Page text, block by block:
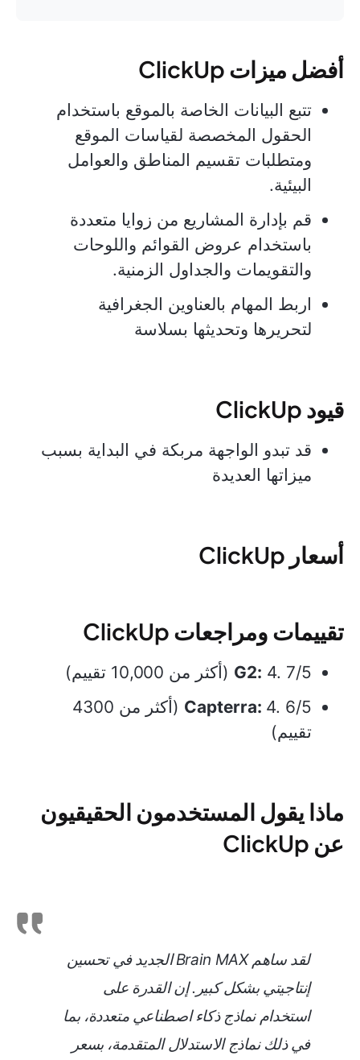
أفضل ميزات ClickUp
تتبع البيانات الخاصة بالموقع باستخدام
الحقول المخصصة لقياسات الموقع
ومتطلبات تقسيم المناطق والعوامل
البيئية.
قم بإدارة المشاريع من زوايا متعددة
باستخدام عروض القوائم واللوحات
والتقويمات والجداول الزمنية.
اربط المهام بالعناوين الجغرافية
لتحريرها وتحديثها بسلاسة
قيود ClickUp
قد تبدو الواجهة مربكة في البداية بسبب
ميزاتها العديدة
أسعار ClickUp
تقييمات ومراجعات ClickUp
G2: 4. 7/5 (أكثر من 10,000 تقييم)
Capterra:
4. 6/5 (أكثر من 4300
تقييم)
ماذا يقول المستخدمون الحقيقيون
عن ClickUp
لقد ساهم Brain MAX الجديد في تحسين
إنتاجيتي بشكل كبير. إن القدرة على
استخدام نماذج ذكاء اصطناعي متعددة، بما
في ذلك نماذج الاستدلال المتقدمة، بسعر